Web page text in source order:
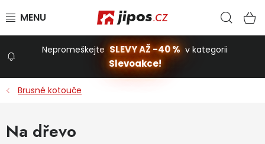
Nepromeškejte SLEVY AŽ -40 % v kategorii
Slevoakce!
Brusné kotouče
Na dřevo